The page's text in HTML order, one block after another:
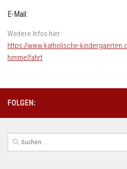
E-Mail:
Weitere Infos hier:
https://www.katholische-
himmelfahrt
FOLGEN:
Suchen
nach: